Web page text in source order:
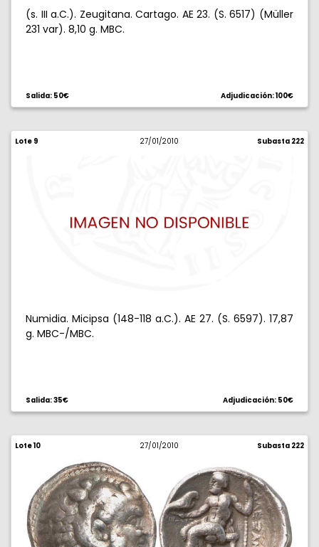
(s. III a.C.). Zeugitana. Cartago. AE 23. (S. 6517) (Müller
231 var). 8,10 g. MBC.
Salida: 50€ Adjudicación: 100€
Lote 9 27/01/2010 Subasta 222
Numidia. Micipsa (148-118 a.C.). AE 27. (S. 6597). 17,87
g. MBC-/MBC.
Salida: 35€ Adjudicación: 50€
Lote 10 27/01/2010 Subasta 222